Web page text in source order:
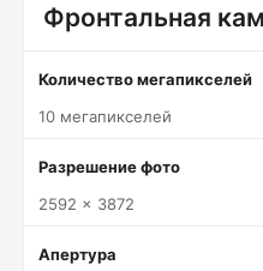
Фронтальная
Количество мегапикселей
10 мегапикселей
Разрешение фото
2592 x 3872
Апертура